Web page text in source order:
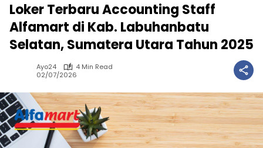
Loker Terbaru Accounting Staff
Alfamart di Kab. Labuhanbatu
Selatan, Sumatera Utara Tahun 2025
Ayo24
4 Min Read
02/07/2026